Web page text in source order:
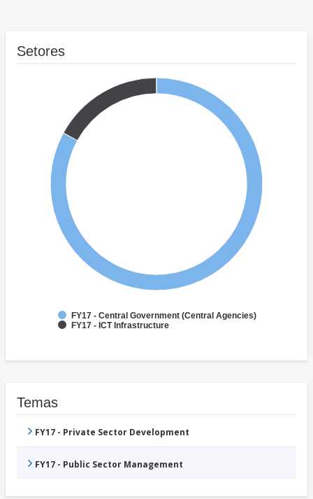
Setores
FY17 - Central Government (Central Agencies)
FY17 - ICT Infrastructure
Temas
FY17 - Private Sector Development
FY17 - Public Sector Management